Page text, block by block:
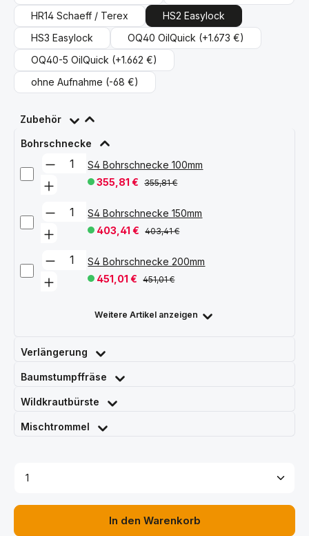
HR14 Schaeff / Terex
HS2 Easylock
HS3 Easylock
OQ40 OilQuick (+1.673 €)
OQ40-5 OilQuick (+1.662 €)
ohne Aufnahme (-68 €)
Zubehör
Bohrschnecke
S4 Bohrschnecke 100mm
355,81 €
355,81 €
S4 Bohrschnecke 150mm
403,41 €
403,41 €
S4 Bohrschnecke 200mm
451,01 €
451,01 €
Weitere Artikel anzeigen
Verlängerung
Baumstumpffräse
Wildkrautbürste
Mischtrommel
Produkt Anzahl: Gib den gewünschten Wert ein
In den Warenkorb